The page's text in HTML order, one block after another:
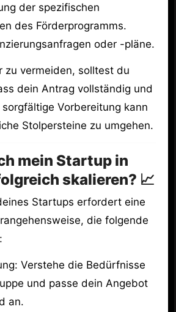
der spezifischen
des Förderprogramms.
oder -pläne.
zu vermeiden, solltest du
dein Antrag vollständig und
Vorbereitung kann
Stolpersteine zu umgehen.
mein Startup in
skalieren? 📈
Startups erfordert eine
die folgende
Verstehe die Bedürfnisse
und passe dein Angebot
an.